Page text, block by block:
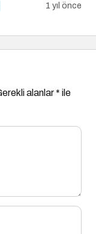
Kronik
1 yıl önce
alanlar* ile